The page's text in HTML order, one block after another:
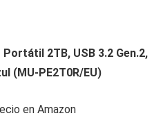
2TB, USB 3.2 Gen.2,
(MU-PE2T0R/EU)
en Amazon